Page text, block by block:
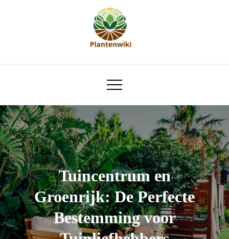
plantenwiki.nl
Tuincentrum en
Groenrijk: De Perfecte
Bestemming voor